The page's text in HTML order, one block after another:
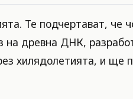
Те подчертават, че
древна ДНК,
хилядолетията, и ще